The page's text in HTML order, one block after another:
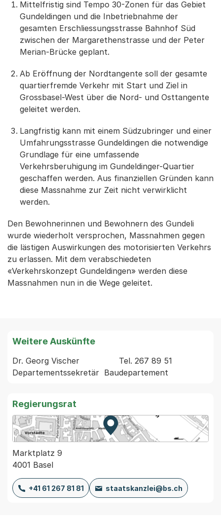
Mittelfristig sind Tempo 30-Zonen für das Gebiet
Gundeldingen und die Inbetriebnahme der
gesamten Erschliessungsstrasse Bahnhof Süd
zwischen der Margarethenstrasse und der Peter
Merian-Brücke geplant.
Ab Eröffnung der Nordtangente soll der gesamte
quartierfremde Verkehr mit Start und Ziel in
Grossbasel-West über die Nord- und Osttangente
geleitet werden.
Langfristig kann mit einem Südzubringer und einer
Umfahrungsstrasse Gundeldingen die notwendige
Grundlage für eine umfassende
Verkehrsberuhigung im Gundeldinger-Quartier
geschaffen werden. Aus finanziellen Gründen kann
diese Massnahme zur Zeit nicht verwirklicht
werden.
Den Bewohnerinnen und Bewohnern des Gundeli
wurde wiederholt versprochen, Massnahmen gegen
die lästigen Auswirkungen des motorisierten Verkehrs
zu erlassen. Mit dem verabschiedeten
«Verkehrskonzept Gundeldingen» werden diese
Massnahmen nun in die Wege geleitet.
Weitere Auskünfte
Dr. Georg Vischer                Tel. 267 89 51
Regierungsrat
Zur Karte von MapBS.
Externer Link, wird in einem
Marktplatz 9
4001 Basel
+41 61 267 81 81 staatskanzlei@bs.ch